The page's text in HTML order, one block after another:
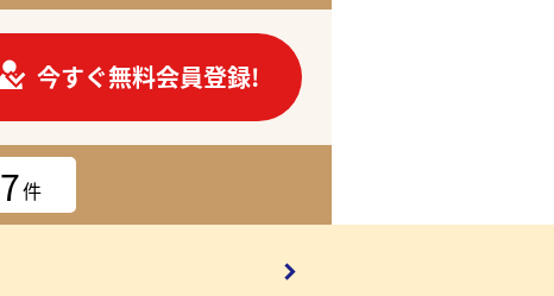
今すぐ無料会員登録!
件